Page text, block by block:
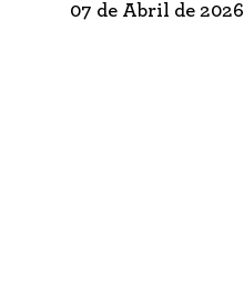
07 de Abril de 2026